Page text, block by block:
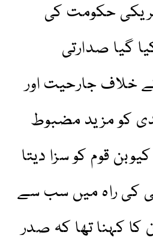
حکومت کی
گیا صدارتی
خلاف جارحیت اور
کو مزید مضبوط
قوم کو سزا دیتا
کی راہ میں سب سے
کا کہنا تھا کہ صدر